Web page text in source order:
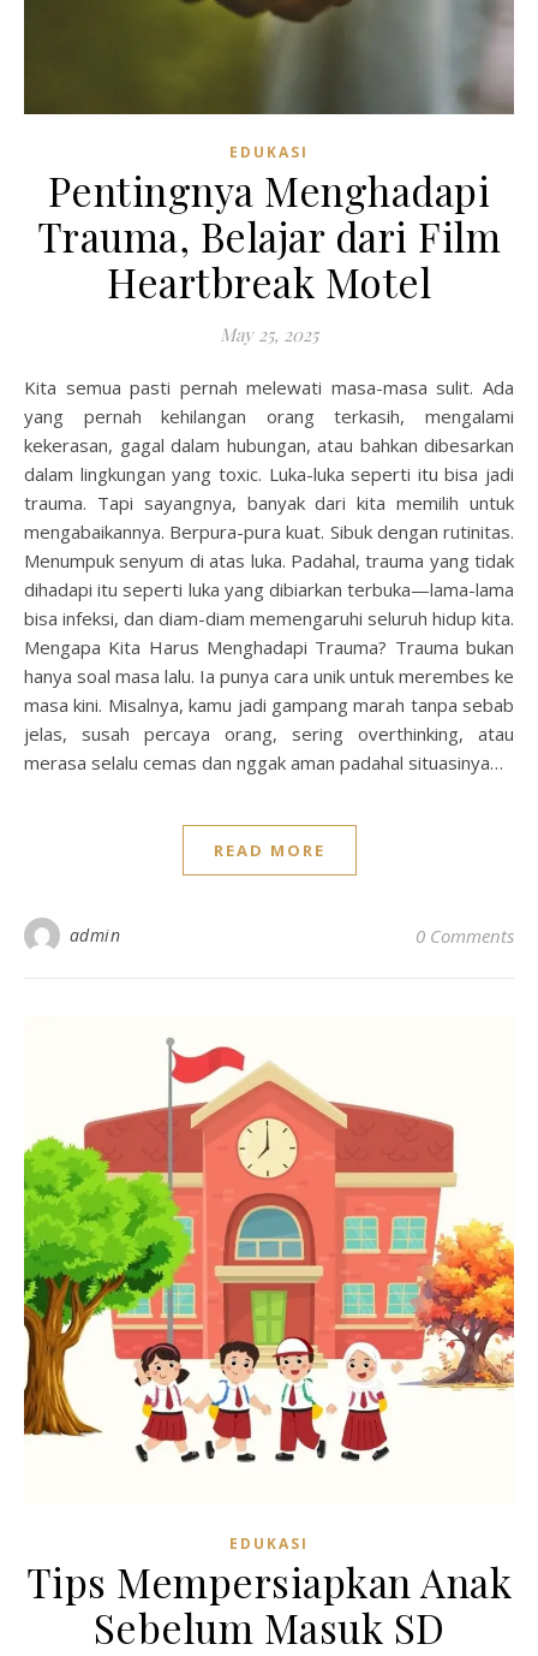
EDUKASI
Pentingnya Menghadapi
Trauma, Belajar dari Film
Heartbreak Motel
May 25, 2025
Kita semua pasti pernah melewati masa-masa sulit. Ada
yang pernah kehilangan orang terkasih, mengalami
kekerasan, gagal dalam hubungan, atau bahkan dibesarkan
dalam lingkungan yang toxic. Luka-luka seperti itu bisa jadi
trauma. Tapi sayangnya, banyak dari kita memilih untuk
mengabaikannya. Berpura-pura kuat. Sibuk dengan rutinitas.
Menumpuk senyum di atas luka. Padahal, trauma yang tidak
dihadapi itu seperti luka yang dibiarkan terbuka—lama-lama
bisa infeksi, dan diam-diam memengaruhi seluruh hidup kita.
Mengapa Kita Harus Menghadapi Trauma? Trauma bukan
hanya soal masa lalu. Ia punya cara unik untuk merembes ke
masa kini. Misalnya, kamu jadi gampang marah tanpa sebab
jelas, susah percaya orang, sering overthinking, atau
merasa selalu cemas dan nggak aman padahal situasinya…
READ MORE
admin 0 Comments
EDUKASI
Tips Mempersiapkan Anak
Sebelum Masuk SD